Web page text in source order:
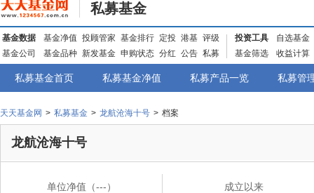
私募基金
基金数据 基金净值 投顾管家 基金排行 定投 港基 评级
基金公司
基金品种 新发基金 申购状态 分红 公告 私募
投资工具
自选基金
基金筛选
收益计算
私募基金首页 私募基金净值 私募产品一览 私募管
天天基金网 > 私募基金 > 龙航沧海十号 > 档案
龙航沧海十号
单位净值 （---） 成立以来